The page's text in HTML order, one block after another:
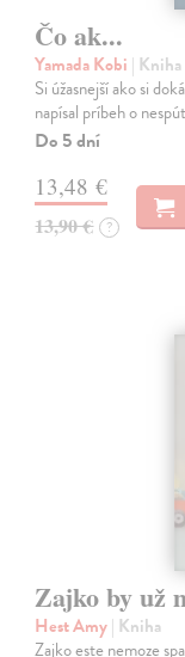
Čo ak...
Yamada Kobi | Kniha
Si úžasnejší ako si
napísal príbeh o
Do 5 dní
13,48 €
13,90 € ?
Zajko by už
Hest Amy| Kniha
Zajko este nemoze